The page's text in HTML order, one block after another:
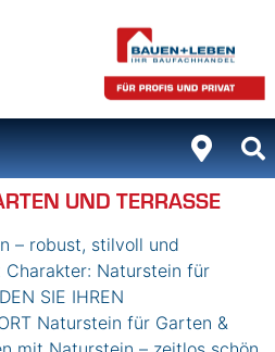
UND TERRASSE
– robust, stilvoll und
Naturstein für
SIE IHREN
Naturstein für Garten &